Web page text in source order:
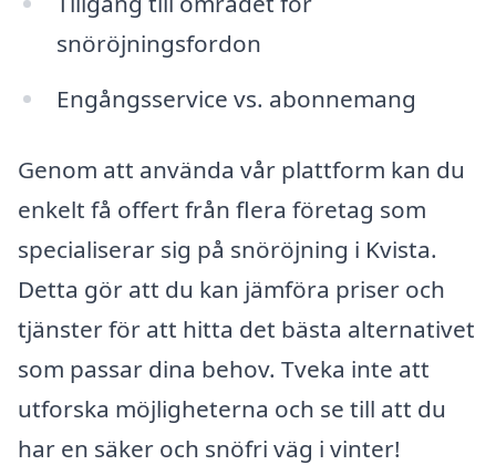
snöröjningsfordon
Engångsservice vs. abonnemang
Genom att använda vår plattform kan du
enkelt få offert från flera företag som
specialiserar sig på snöröjning i Kvista.
Detta gör att du kan jämföra priser och
tjänster för att hitta det bästa alternativet
som passar dina behov. Tveka inte att
utforska möjligheterna och se till att du
har en säker och snöfri väg i vinter!